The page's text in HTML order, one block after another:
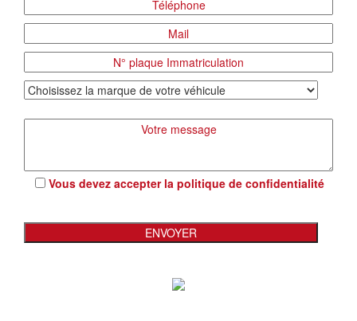
Vous devez accepter la politique de confidentialité